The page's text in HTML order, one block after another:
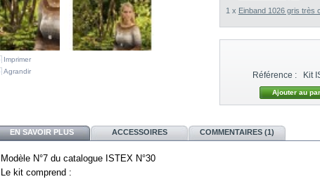
Imprimer
Agrandir
1 x Einband 1026 gris très
Référence :
Kit
EN SAVOIR PLUS ACCESSOIRES COMMENTAIRES (1)
Modèle N°7 du catalogue ISTEX N°30
Le kit comprend :